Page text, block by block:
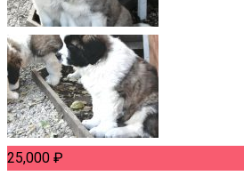
25,000 ₽